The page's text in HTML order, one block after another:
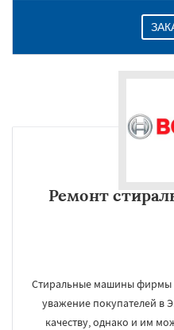
Ремонт
Стиральные машины фирмы
уважение покупателей в
качеству, однако и им